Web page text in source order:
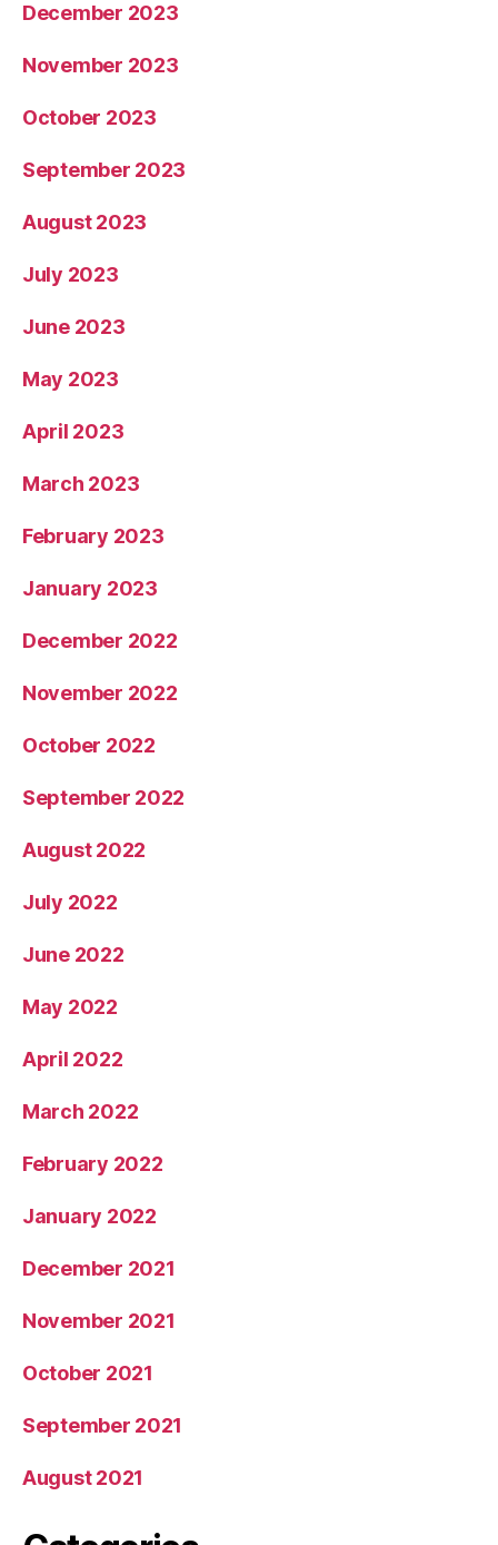
December 2023
November 2023
October 2023
September 2023
August 2023
July 2023
June 2023
May 2023
April 2023
March 2023
February 2023
January 2023
December 2022
November 2022
October 2022
September 2022
August 2022
July 2022
June 2022
May 2022
April 2022
March 2022
February 2022
January 2022
December 2021
November 2021
October 2021
September 2021
August 2021